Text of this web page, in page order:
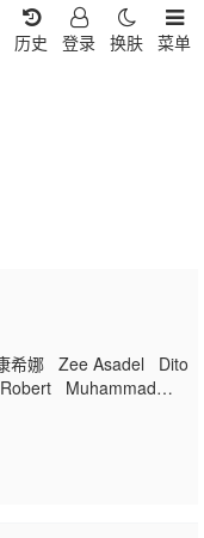
菜单
换肤
登录
历史
希娜 Zee Asadel Dito
Muhammad
Darian Rizki Fillio
Anya Zen Gilang
普里特·蒂莫西